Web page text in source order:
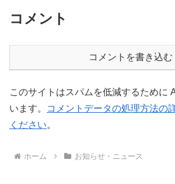
コメント
コメントを書き込む
このサイトはスパムを低減するために
います。
コメントデータの処理方法の
ください。
ホーム お知らせ・ニュース